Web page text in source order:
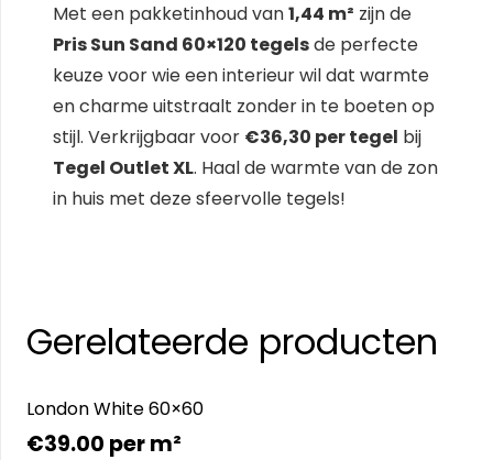
Met een pakketinhoud van1,44 m² zijn de
Pris Sun Sand 60×120 tegelsde perfecte
keuze voor wie een interieur wil dat warmte
en charme uitstraalt zonder in te boeten op
stijl. Verkrijgbaar voor €36,30 per tegel bij
Tegel Outlet XL. Haal de warmte van de zon
in huis met deze sfeervolle tegels!
Gerelateerde producten
London White 60×60
€39.00 per m²